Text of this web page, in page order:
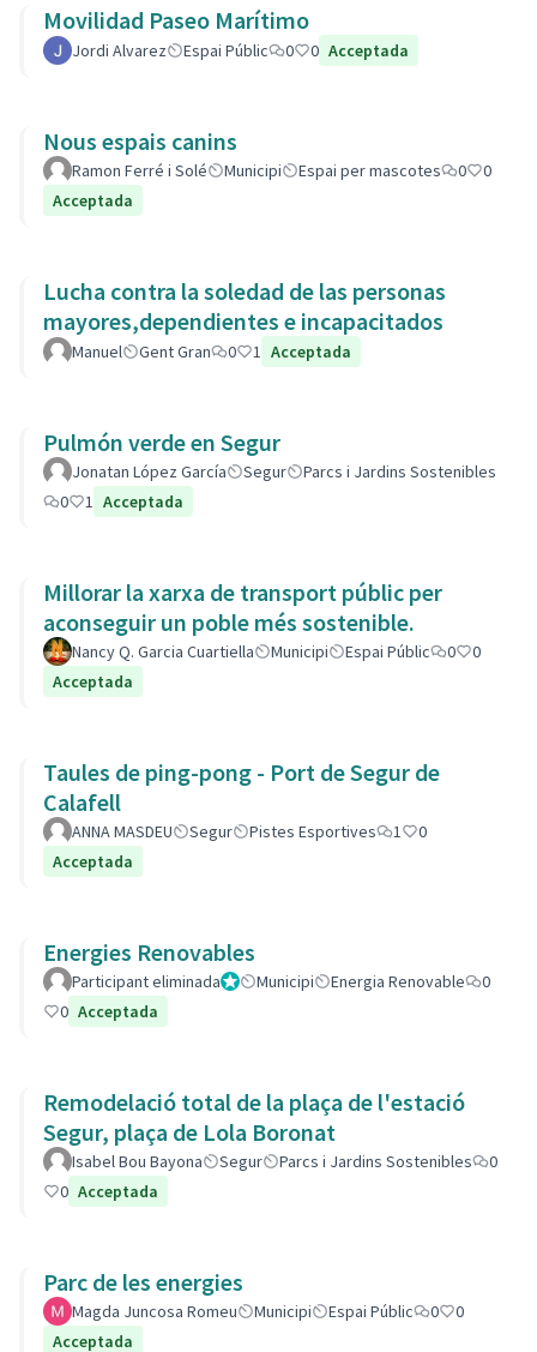
Movilidad Paseo Marítimo
Jordi Alvarez Espai Públic 0 0 Acceptada
Nous espais canins
Ramon Ferré i Solé Municipi Espai per mascotes 0
0
Acceptada
Lucha contra la soledad de las personas
mayores,dependientes e incapacitados
Manuel Gent Gran 0 1 Acceptada
Pulmón verde en Segur
Jonatan López García Segur
Parcs i Jardins Sostenibles
0
1 Acceptada
Millorar la xarxa de transport públic per
aconseguir un poble més sostenible.
Nancy Q. Garcia Cuartiella Municipi Espai Públic 0
0
Acceptada
Taules de ping-pong - Port de Segur de
Calafell
ANNA MASDEU Segur Pistes Esportives 1
0
Acceptada
Energies Renovables
Participant eliminadaAdministrador
Municipi Energia Renovable
0
0 Acceptada
Remodelació total de la plaça de l'estació
Segur, plaça de Lola Boronat
Isabel Bou Bayona Segur Parcs i Jardins Sostenibles
0
0 Acceptada
Parc de les energies
Magda Juncosa Romeu Municipi Espai Públic 0
0
Acceptada